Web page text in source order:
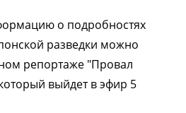
о подробностях
разведки можно
репортаже "Провал
выйдет в эфир 5